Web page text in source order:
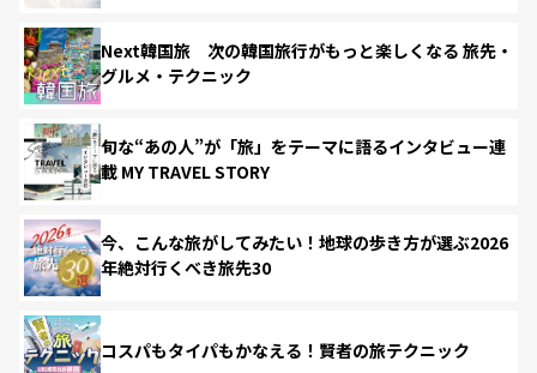
Next韓国旅 次の韓国旅行がもっと楽しくなる 旅先・
グルメ・テクニック
旬な“あの人”が「旅」をテーマに語るインタビュー連
載 MY TRAVEL STORY
今、こんな旅がしてみたい！地球の歩き方が選ぶ2026
年絶対行くべき旅先30
コスパもタイパもかなえる！賢者の旅テクニック